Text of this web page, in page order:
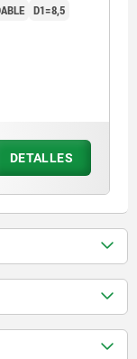
D1=8,5
DETALLES